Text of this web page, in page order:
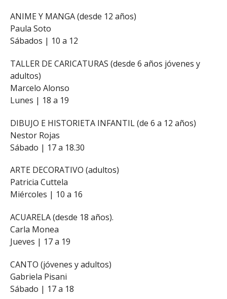
ANIME Y MANGA (desde 12 años)
Paula Soto
Sábados | 10 a 12
TALLER DE CARICATURAS (desde 6 años jóvenes y
adultos)
Marcelo Alonso
Lunes | 18 a 19
DIBUJO E HISTORIETA INFANTIL (de 6 a 12 años)
Nestor Rojas
Sábado | 17 a 18.30
ARTE DECORATIVO (adultos)
Patricia Cuttela
Miércoles | 10 a 16
ACUARELA (desde 18 años).
Carla Monea
Jueves | 17 a 19
CANTO (jóvenes y adultos)
Gabriela Pisani
Sábado | 17 a 18